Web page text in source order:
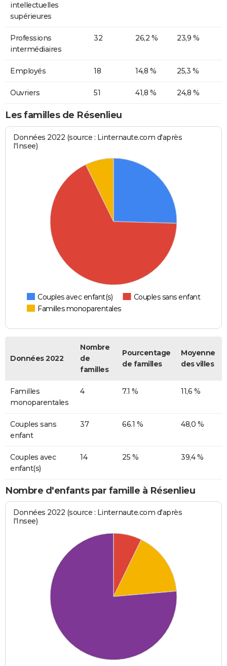
intellectuelles
supérieures
Professions
intermédiaires
32 26,2 % 23,9 %
Employés 18 14,8 % 25,3 %
Ouvriers 51 41,8 % 24,8 %
Les familles de Résenlieu
Données 2022 (source : Linternaute.com d'après
l'Insee)
Couples avec enfant(s)
Couples sans enfant
Familles monoparentales
Données 2022
Nombre
de
familles
Pourcentage
de familles
Moyenne
des villes
Familles
monoparentales
4 7.1 % 11,6 %
Couples sans
enfant
37 66.1 % 48,0 %
Couples avec
enfant(s)
14 25 % 39,4 %
Nombre d'enfants par famille à Résenlieu
Données 2022 (source : Linternaute.com d'après
l'Insee)